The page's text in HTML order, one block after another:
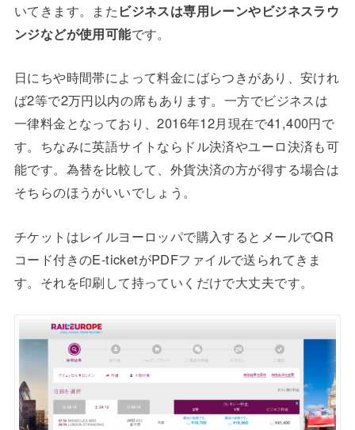
いてきます。また ビジネスは専用レーンやビジネスラウ
ンジなどが使用可能です。
日にちや時間帯によって料金にばらつきがあり、安けれ
ば2等で2万円以内の席もあります。一方でビジネスは
一律料金となっており、2016年12月現在で41,400円で
す。ちなみに英語サイトならドル決済やユーロ決済も可
能です。為替を比較して、外貨決済の方が得する場合は
そちらのほうがいいでしょう。
チケットはレイルヨーロッパで購入するとメールでQR
コード付きのE-ticketがPDFファイルで送られてきま
す。それを印刷して持っていくだけで大丈夫です。